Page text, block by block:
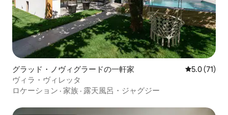
グラッド・ノヴィグラードの一軒家 レビュー71
5.0 (71)
ヴィラ・ヴィレッタ
ロケーション · 家族 · 露天風呂・ジャグジー